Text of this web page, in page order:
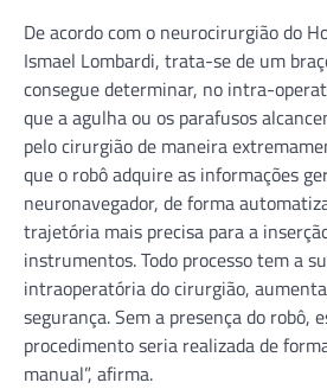
De acordo com o neurocirurgião do
Ismael Lombardi, trata-se de um
consegue determinar, no intra-
que a agulha ou os parafusos
pelo cirurgião de maneira
que o robô adquire as informações
neuronavegador, de forma
trajetória mais precisa para a
instrumentos. Todo processo tem a
intraoperatória do cirurgião,
segurança. Sem a presença do robô,
procedimento seria realizada de
manual”, afirma.